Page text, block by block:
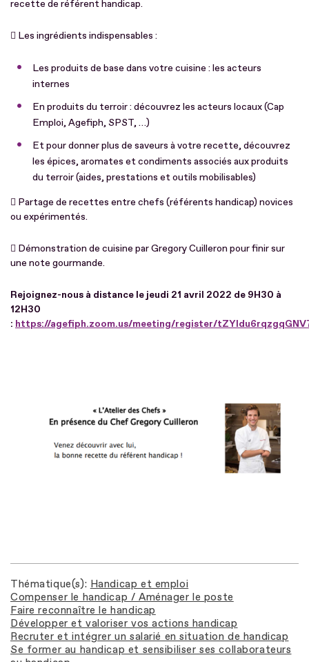
recette de référent handicap.
 Les ingrédients indispensables :
Les produits de base dans votre cuisine : les acteurs
internes
En produits du terroir : découvrez les acteurs locaux (Cap
Emploi, Agefiph, SPST, …)
Et pour donner plus de saveurs à votre recette, découvrez
les épices, aromates et condiments associés aux produits
du terroir (aides, prestations et outils mobilisables)
 Partage de recettes entre chefs (référents handicap) novices
ou expérimentés.
 Démonstration de cuisine par Gregory Cuilleron pour finir sur
une note gourmande.
Rejoignez-nous à distance le jeudi 21 avril 2022 de 9H30 à
12H30
: https://agefiph.zoom.us/meeting/register/
Thématique(s) Handicap et emploi
Compenser le handicap / Aménager le poste
Faire reconnaître le handicap
Développer et valoriser vos actions handicap
Recruter et intégrer un salarié en situation de handicap
Se former au handicap et sensibiliser ses collaborateurs